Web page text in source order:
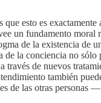
esto es exactamente
un fundamento moral
de la existencia de
de la conciencia no sólo
través de nuevos
también
de las otras personas